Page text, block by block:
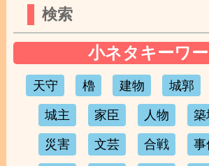
検索
小ネタキーワ
天守 櫓 建物 城郭
城主 家臣 人物 築
災害 文芸 合戦 事